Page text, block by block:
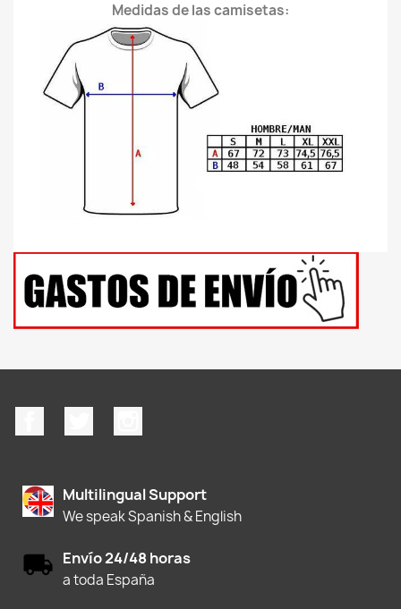
Medidas de las camisetas:
Multilingual Support
We speak Spanish & English
Envío 24/48 horas
a toda España